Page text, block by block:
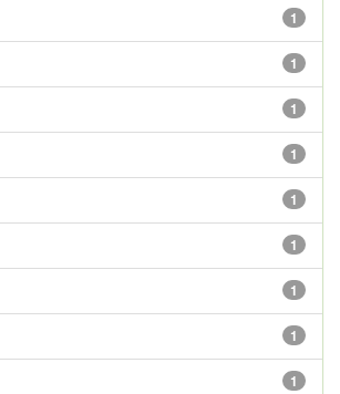
1
1
1
1
1
1
1
1
1